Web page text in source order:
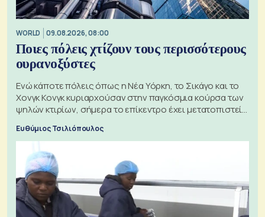
WORLD 09.08.2026, 08:00
Ποιες πόλεις χτίζουν τους περισσότερους
ουρανοξύστες
Ενώ κάποτε πόλεις όπως η Νέα Υόρκη, το Σικάγο και το
Χονγκ Κονγκ κυριαρχούσαν στην παγκόσμια κούρσα των
ψηλών κτιρίων, σήμερα το επίκεντρο έχει μετατοπιστεί
Ευθύμιος Τσιλιόπουλος